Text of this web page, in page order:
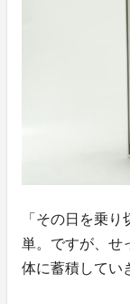
「その日を乗
単。ですが、せ
体に蓄積してい